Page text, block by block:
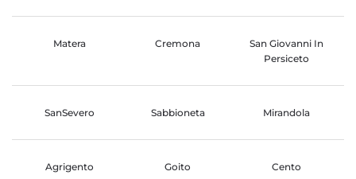
Matera Cremona
San Giovanni In
Persiceto
SanSevero Sabbioneta Mirandola
Agrigento Goito Cento